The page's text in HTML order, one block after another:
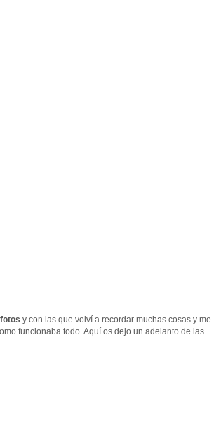
y con las que volví a recordar muchas cosas y me
funcionaba todo. Aquí os dejo un adelanto de las